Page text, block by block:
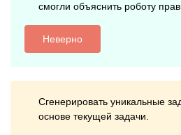
смогли объяснить роботу
Неверно
Сгенерировать уникальные
основе текущей задачи.